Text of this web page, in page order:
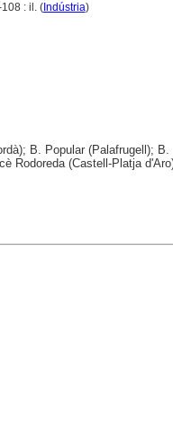
: il. (Indústria)
B. Popular (Palafrugell); B.
Rodoreda (Castell-Platja